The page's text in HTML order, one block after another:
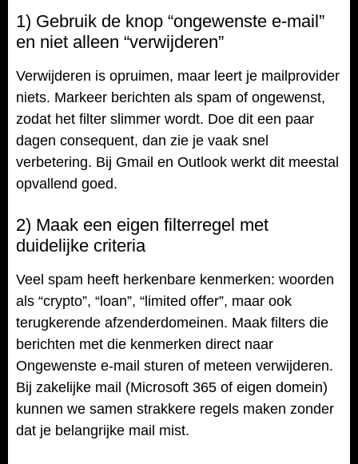
1) Gebruik de knop “ongewenste e-mail”
en niet alleen “verwijderen”
Verwijderen is opruimen, maar leert je mailprovider
niets. Markeer berichten als spam of ongewenst,
zodat het filter slimmer wordt. Doe dit een paar
dagen consequent, dan zie je vaak snel
verbetering. Bij Gmail en Outlook werkt dit meestal
opvallend goed.
2) Maak een eigen filterregel met
duidelijke criteria
Veel spam heeft herkenbare kenmerken: woorden
als “crypto”, “loan”, “limited offer”, maar ook
terugkerende afzenderdomeinen. Maak filters die
berichten met die kenmerken direct naar
Ongewenste e-mail sturen of meteen verwijderen.
Bij zakelijke mail (Microsoft 365 of eigen domein)
kunnen we samen strakkere regels maken zonder
dat je belangrijke mail mist.